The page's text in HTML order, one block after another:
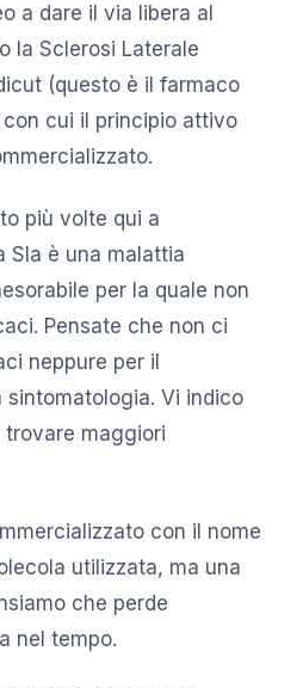
a dare il via libera al
la Sclerosi Laterale
(questo è il farmaco
cui il principio attivo
più volte qui a
Sla è una malattia
per la quale non
Pensate che non ci
neppure per il
Vi indico
maggiori
con il nome
utilizzata, ma una
che perde
nel tempo.